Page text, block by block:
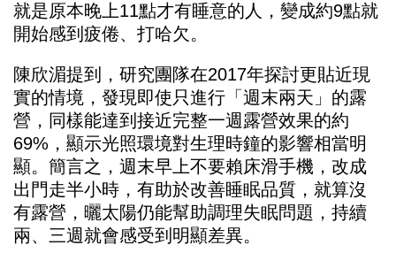
就是原本晚上11點才有睡意的人，變成約9點就
開始感到疲倦、打哈欠。
陳欣湄提到，研究團隊在2017年探討更貼近現
實的情境，發現即使只進行「週末兩天」的露
營，同樣能達到接近完整一週露營效果的約
69%，顯示光照環境對生理時鐘的影響相當明
顯。簡言之，週末早上不要賴床滑手機，改成
出門走半小時，有助於改善睡眠品質，就算沒
有露營，曬太陽仍能幫助調理失眠問題，持續
兩、三週就會感受到明顯差異。